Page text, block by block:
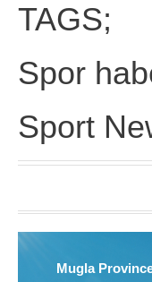
TAGS;
Spor
Sport
Mugla